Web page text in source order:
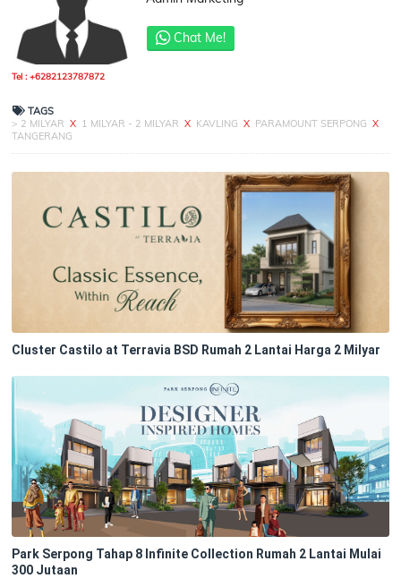
Tel : +6282123787872
Chat Me!
TAGS
> 2 MILYAR X 1 MILYAR - 2 MILYAR X KAVLING X PARAMOUNT SERPONG X
TANGERANG
Cluster Castilo at Terravia BSD Rumah 2 Lantai Harga 2 Milyar
Park Serpong Tahap 8 Infinite Collection Rumah 2 Lantai Mulai
300 Jutaan